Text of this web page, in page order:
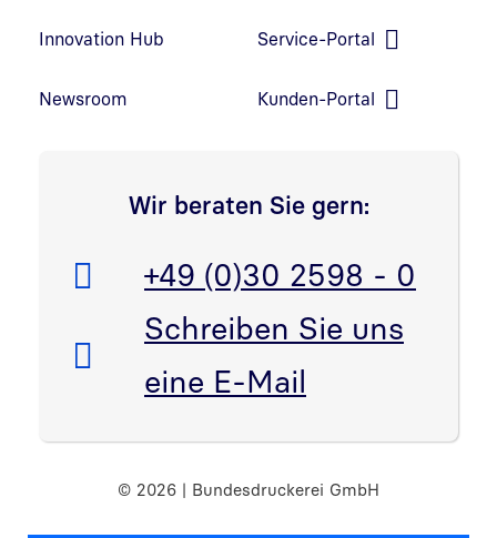
Innovation Hub
Newsroom
Service-Portal
Kunden-Portal
Wir beraten Sie gern:
Telefon:
+49 (0)30 2598 - 0
E-Mail:
Schreiben Sie uns
eine E-Mail
© 2026 | Bundesdruckerei GmbH